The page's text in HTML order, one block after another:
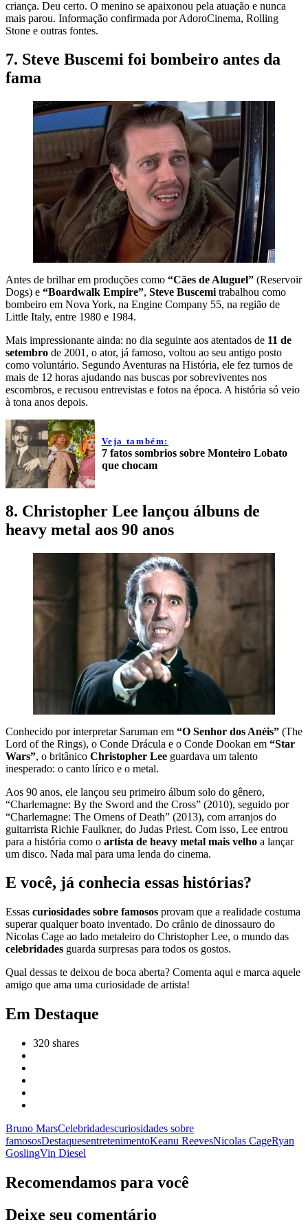
criança. Deu certo. O menino se apaixonou pela atuação e nunca
mais parou. Informação confirmada por AdoroCinema, Rolling
Stone e outras fontes.
7. Steve Buscemi foi bombeiro antes da
fama
Antes de brilhar em produções como “Cães de Aluguel” (Reservoir
Dogs) e “Boardwalk Empire”, Steve Buscemi trabalhou como
bombeiro em Nova York, na Engine Company 55, na região de
Little Italy, entre 1980 e 1984.
Mais impressionante ainda: no dia seguinte aos atentados de 11 de
setembro de 2001, o ator, já famoso, voltou ao seu antigo posto
como voluntário. Segundo Aventuras na História, ele fez turnos de
mais de 12 horas ajudando nas buscas por sobreviventes nos
escombros, e recusou entrevistas e fotos na época. A história só veio
à tona anos depois.
Veja também:
7 fatos sombrios sobre Monteiro Lobato
que chocam
8. Christopher Lee lançou álbuns de
heavy metal aos 90 anos
Conhecido por interpretar Saruman em “O Senhor dos Anéis” (The
Lord of the Rings), o Conde Drácula e o Conde Dookan em “Star
Wars”, o britânico Christopher Lee guardava um talento
inesperado: o canto lírico e o metal.
Aos 90 anos, ele lançou seu primeiro álbum solo do gênero,
“Charlemagne: By the Sword and the Cross” (2010), seguido por
“Charlemagne: The Omens of Death” (2013), com arranjos do
guitarrista Richie Faulkner, do Judas Priest. Com isso, Lee entrou
para a história como o artista de heavy metal mais velho a lançar
um disco. Nada mal para uma lenda do cinema.
E você, já conhecia essas histórias?
Essas curiosidades sobre famosos provam que a realidade costuma
superar qualquer boato inventado. Do crânio de dinossauro do
Nicolas Cage ao lado metaleiro do Christopher Lee, o mundo das
celebridades guarda surpresas para todos os gostos.
Qual dessas te deixou de boca aberta? Comenta aqui e marca aquele
amigo que ama uma curiosidade de artista!
Em Destaque
320 shares
Bruno MarsCelebridadescuriosidades sobre
famososDestaquesentretenimentoKeanu ReevesNicolas CageRyan
GoslingVin Diesel
Recomendamos para você
Deixe seu comentário